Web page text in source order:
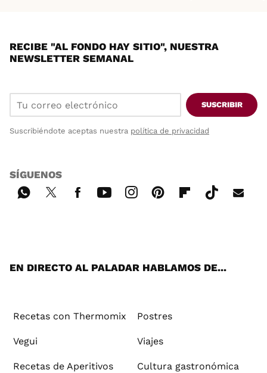
RECIBE "AL FONDO HAY SITIO", NUESTRA
NEWSLETTER SEMANAL
SUSCRIBIR
Suscribiéndote aceptas nuestra política de privacidad
SÍGUENOS
EN DIRECTO AL PALADAR HABLAMOS DE...
Recetas con Thermomix Postres
Vegui Viajes
Recetas de Aperitivos Cultura gastronómica